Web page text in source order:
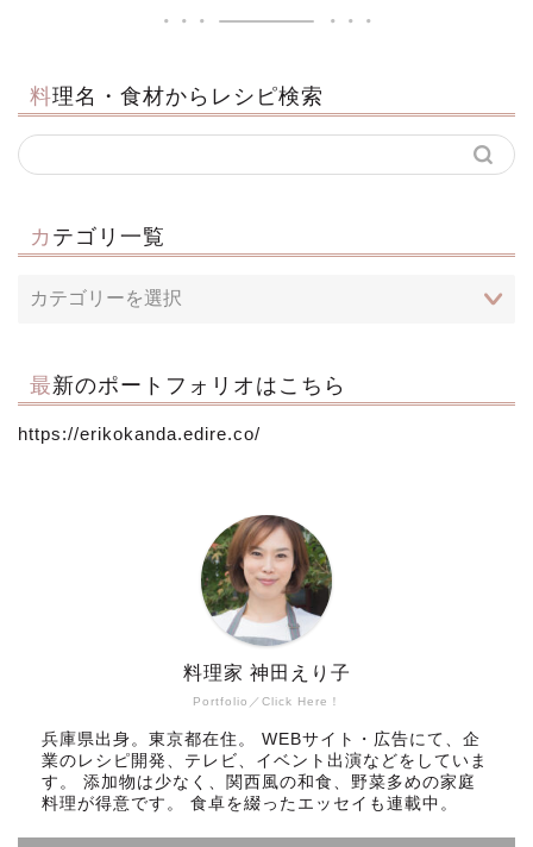
料理名・食材からレシピ検索
カテゴリ一覧
最新のポートフォリオはこちら
https://erikokanda.edire.co/
Portfolio／Click Here！
料理家 神田えり子
兵庫県出身。東京都在住。 WEBサイト・広告にて、企
業のレシピ開発、テレビ、イベント出演などをしていま
す。 添加物は少なく、関西風の和食、野菜多めの家庭
料理が得意です。 食卓を綴ったエッセイも連載中。